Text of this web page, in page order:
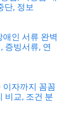
단, 정보
인 서류 완벽
증빙서류, 연
자까지 꼼꼼
비교, 조건 분